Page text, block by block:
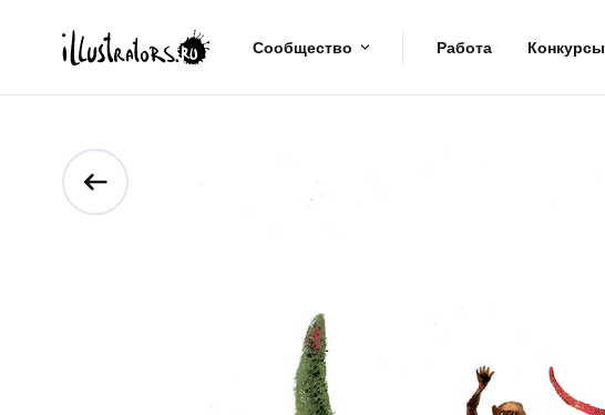
Сообщество Работа Конкурсы